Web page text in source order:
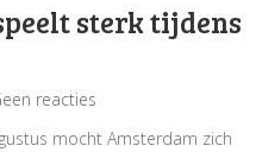
sterk tijdens
reacties
mocht Amsterdam zich